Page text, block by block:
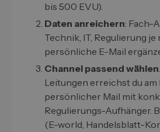
bis 500 EVU).
Daten anreichern: Fach-
Technik, IT, Regulierung
persönliche E-Mail
Channel passend wählen
Leitungen erreichst du
persönlicher Mail mit
Regulierungs-Aufhänger.
(E-world, Handelsblatt-